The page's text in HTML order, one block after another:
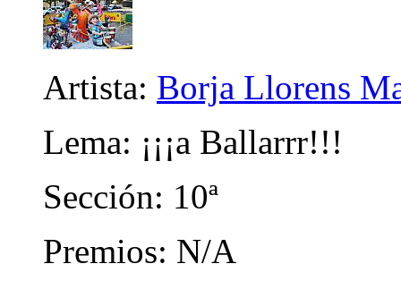
Artista: Borja Llorens
Lema: ¡¡¡a Ballarrr!!!
Sección: 10ª
Premios: N/A